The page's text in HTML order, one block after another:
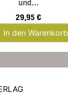
und...
Preis
29,95 €
In den Warenkorb